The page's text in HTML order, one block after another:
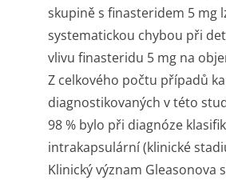
skupině s finasteridem 5 mg
systematickou chybou při
vlivu finasteridu 5 mg na
Z celkového počtu případů
diagnostikovaných v této
98 % bylo při diagnóze
intrakapsulární (klinické
Klinický význam Gleasonova